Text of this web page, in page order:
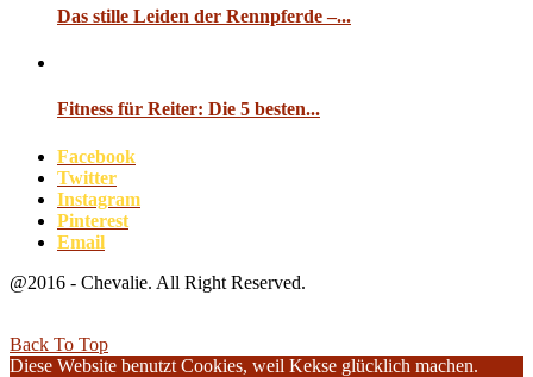
Das stille Leiden der Rennpferde –...
Fitness für Reiter: Die 5 besten...
Facebook
Twitter
Instagram
Pinterest
Email
@2016 - Chevalie. All Right Reserved.
Back To Top
Diese Website benutzt Cookies, weil Kekse glücklich machen.